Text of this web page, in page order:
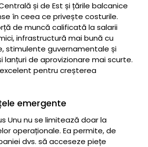
și de Est și țările balcanice
în ceea ce privește costurile.
de muncă calificată la salarii
infrastructură mai bună cu
stimulente guvernamentale și
lanțuri de aprovizionare mai scurte.
pentru creșterea
emergente
Unu nu se limitează doar la
operaționale. Ea permite, de
dvs. să acceseze piețe